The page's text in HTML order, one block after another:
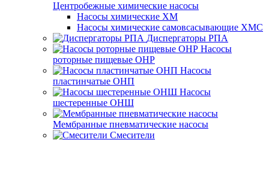
Центробежные химические насосы
Насосы химические ХМ
Насосы химические самовсасывающие ХМС
Диспергаторы РПА
Насосы
роторные пищевые ОНР
Насосы
пластинчатые ОНП
Насосы
шестеренные ОНШ
Мембранные пневматические насосы
Смесители